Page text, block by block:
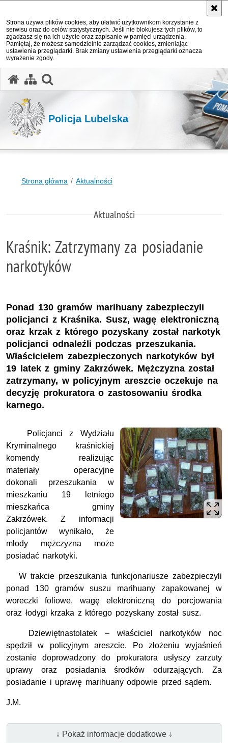
Strona używa plików cookies, aby ułatwić użytkownikom korzystanie z
serwisu oraz do celów statystycznych. Jeśli nie blokujesz tych plików, to
zgadzasz się na ich użycie oraz zapisanie w pamięci urządzenia.
Pamiętaj, że możesz samodzielnie zarządzać cookies, zmieniając
ustawienia przeglądarki. Brak zmiany ustawienia przeglądarki oznacza
wyrażenie zgody.
Policja Lubelska
Strona główna Aktualności
Aktualności
Kraśnik: Zatrzymany za posiadanie
narkotyków
Ponad 130 gramów marihuany zabezpieczyli
policjanci z Kraśnika. Susz, wagę elektroniczną
oraz krzak z którego pozyskany został narkotyk
policjanci odnaleźli podczas przeszukania.
Właścicielem zabezpieczonych narkotyków był
19 latek z gminy Zakrzówek. Mężczyzna został
zatrzymany, w policyjnym areszcie oczekuje na
decyzję prokuratora o zastosowaniu środka
karnego.
Policjanci z Wydziału
Kryminalnego kraśnickiej
komendy realizując
materiały operacyjne
dokonali przeszukania w
mieszkaniu 19 letniego
mieszkańca gminy
Zakrzówek. Z informacji
policjantów wynikało, że
młody mężczyzna może
posiadać narkotyki.
W trakcie przeszukania funkcjonariusze zabezpieczyli
ponad 130 gramów suszu marihuany zapakowanej w
woreczki foliowe, wagę elektroniczną do porcjowania
oraz łodygi krzaka z którego pozyskany został susz.
Dziewiętnastolatek – właściciel narkotyków noc
spędził w policyjnym areszcie. Po złożeniu wyjaśnień
zostanie doprowadzony do prokuratora usłyszy zarzuty
uprawy oraz posiadania środków odurzających. Za
posiadanie i uprawę marihuany odpowie przed sądem.
J.M.
↓ Pokaż informacje dodatkowe ↓